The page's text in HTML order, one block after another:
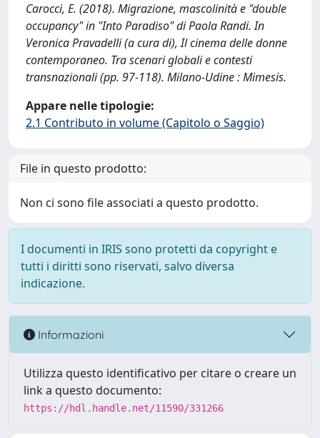
Carocci, E. (2018). Migrazione, mascolinità e "double
occupancy" in "Into Paradiso" di Paola Randi. In
Veronica Pravadelli (a cura di), Il cinema delle donne
contemporaneo. Tra scenari globali e contesti
transnazionali (pp. 97-118). Milano-Udine : Mimesis.
Appare nelle tipologie:
2.1 Contributo in volume (Capitolo o Saggio)
File in questo prodotto:
Non ci sono file associati a questo prodotto.
I documenti in IRIS sono protetti da copyright e
tutti i diritti sono riservati, salvo diversa
indicazione.
Informazioni
Utilizza questo identificativo per citare o creare un
link a questo documento:
https://hdl.handle.net/11590/331266